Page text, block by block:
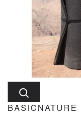
BASICNATURE